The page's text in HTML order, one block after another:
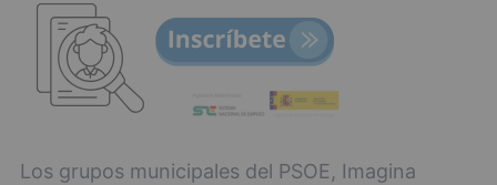
Los grupos municipales del PSOE, Imagina